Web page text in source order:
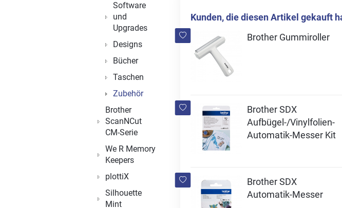
Kunden, die diesen Artikel gekauft
Brother Gummiroller
Brother SDX
Aufbügel-/Vinylfolien-
Automatik-Messer Kit
Brother SDX
Automatik-Messer
Software
und
Upgrades
Designs
Bücher
Taschen
Zubehör
Brother
ScanNCut
CM-Serie
We R Memory
Keepers
plottiX
Silhouette
Mint